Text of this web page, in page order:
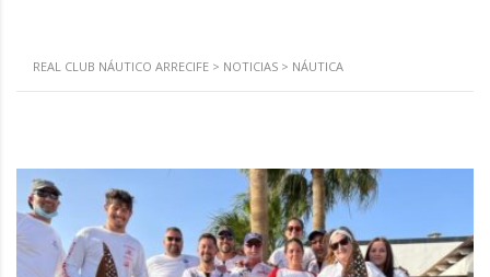
REAL CLUB NÁUTICO ARRECIFE > NOTICIAS > NÁUTICA